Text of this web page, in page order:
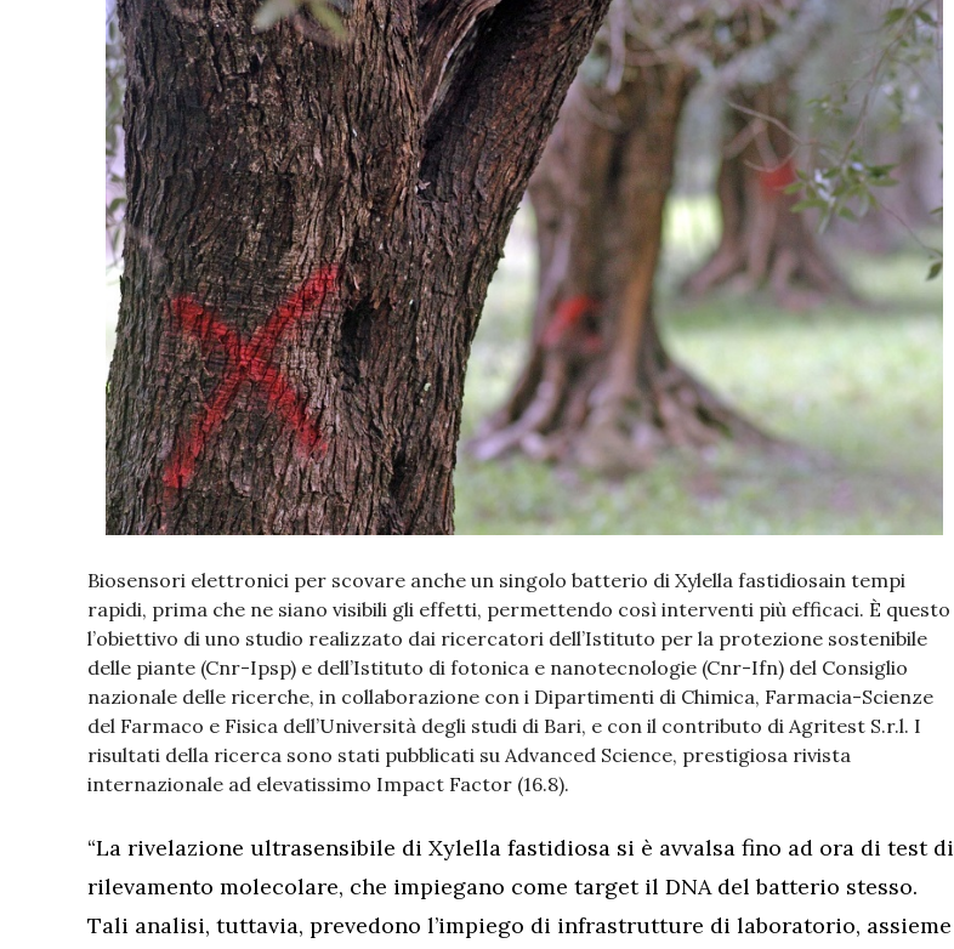
Biosensori elettronici per scovare anche un singolo batterio di Xylella fastidiosain tempi
rapidi, prima che ne siano visibili gli effetti, permettendo così interventi più efficaci. È questo
l’obiettivo di uno studio realizzato dai ricercatori dell’Istituto per la protezione sostenibile
delle piante (Cnr-Ipsp) e dell’Istituto di fotonica e nanotecnologie (Cnr-Ifn) del Consiglio
nazionale delle ricerche, in collaborazione con i Dipartimenti di Chimica, Farmacia-Scienze
del Farmaco e Fisica dell’Università degli studi di Bari, e con il contributo di Agritest S.r.l. I
risultati della ricerca sono stati pubblicati su Advanced Science, prestigiosa rivista
internazionale ad elevatissimo Impact Factor (16.8).
“La rivelazione ultrasensibile di Xylella fastidiosa si è avvalsa fino ad ora di test di
rilevamento molecolare, che impiegano come target il DNA del batterio stesso.
Tali analisi, tuttavia, prevedono l’impiego di infrastrutture di laboratorio, assieme